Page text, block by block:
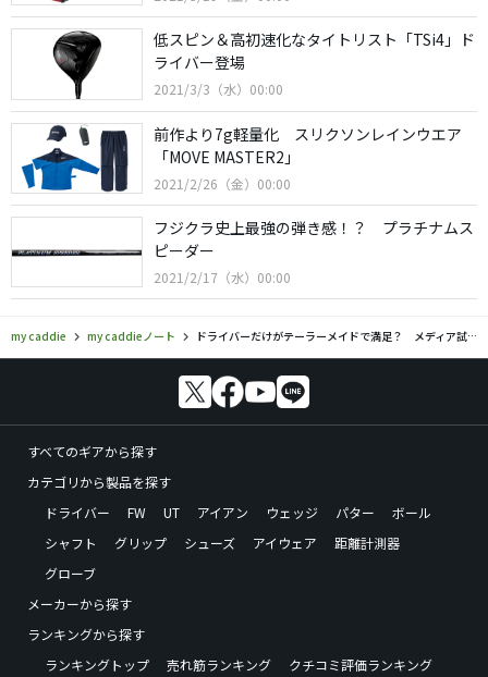
低スピン＆高初速化なタイトリスト「TSi4」ド
ライバー登場
2021/3/3（水）00:00
前作より7g軽量化 スリクソンレインウエア
「MOVE MASTER2」
2021/2/26（金）00:00
フジクラ史上最強の弾き感！？ プラチナムス
ピーダー
2021/2/17（水）00:00
my caddie my caddieノート ドライバーだけがテーラーメイドで満足？ メディア試打会レポート
すべてのギアから探す
カテゴリから製品を探す
ドライバー
FW UT アイアン ウェッジ パター
ボール
シャフト
グリップ シューズ アイウェア
距離計測器
グローブ
メーカーから探す
ランキングから探す
ランキングトップ
売れ筋ランキング
クチコミ評価ランキング